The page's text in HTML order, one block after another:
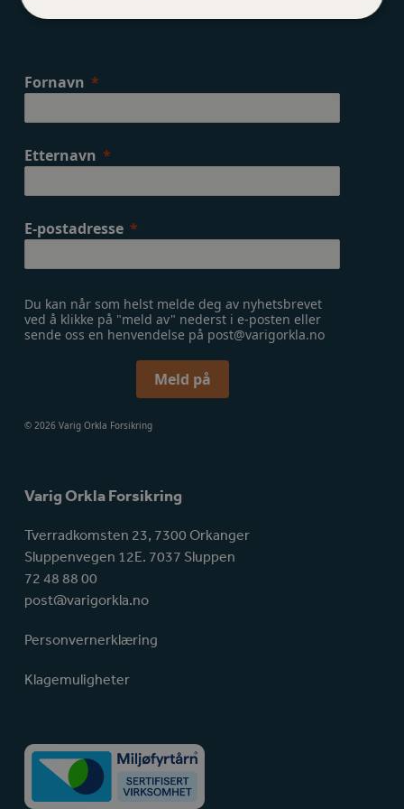
Fornavn
Etternavn
E-postadresse
Du kan når som helst melde deg av nyhetsbrevet
ved å klikke på "meld av" nederst i e-posten eller
sende oss en henvendelse på post@varigorkla.no
Meld på
© 2026 Varig Orkla Forsikring
Varig Orkla Forsikring
Tverradkomsten 23, 7300 Orkanger
Sluppenvegen 12E. 7037 Sluppen
72 48 88 00
post@varigorkla.no
Personvernerklæring
Klagemuligheter